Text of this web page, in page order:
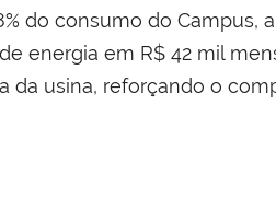
do consumo do Campus,
energia em R$ 42 mil
usina, reforçando o